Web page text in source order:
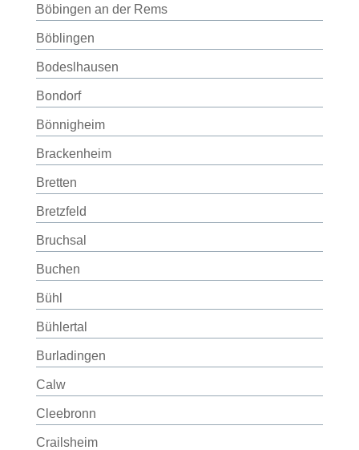
Böbingen an der Rems
Böblingen
Bodeslhausen
Bondorf
Bönnigheim
Brackenheim
Bretten
Bretzfeld
Bruchsal
Buchen
Bühl
Bühlertal
Burladingen
Calw
Cleebronn
Crailsheim